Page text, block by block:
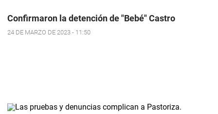
Confirmaron la detención de "Bebé" Castro
24 DE MARZO DE 2023 - 11:50